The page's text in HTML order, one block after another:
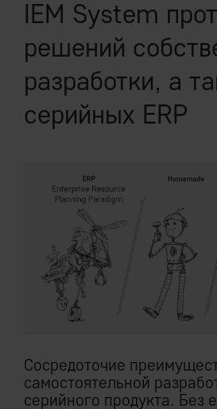
IEM System
решений
разработки, а
серийных ERP
Cocредоточие
самостоятельной
серийного продукта. Без